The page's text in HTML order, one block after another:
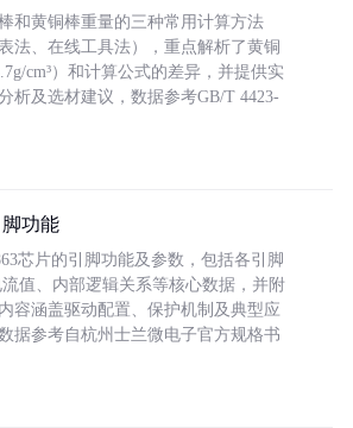
和黄铜棒重量的三种常用计算方法
法、在线工具法），重点解析了黄铜
cm³）和计算公式的差异，并提供实
析及选材建议，数据参考GB/T 4423-
功能
芯片的引脚功能及参数，包括各引脚
值、内部逻辑关系等核心数据，并附
容涵盖驱动配置、保护机制及典型应
据参考自杭州士兰微电子官方规格书